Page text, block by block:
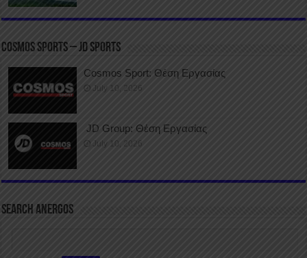
COSMOS SPORTS – JD SPORTS
Cosmos Sport: Θέση Εργασίας
July 10, 2026
JD Group: Θέση Εργασίας
July 10, 2026
SEARCH ANERGOS